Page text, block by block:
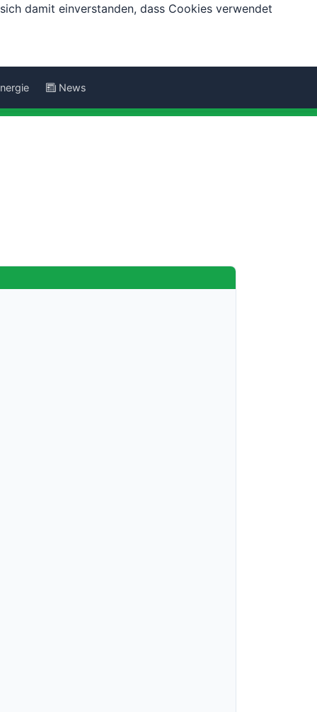
damit einverstanden, dass Cookies verwendet
News